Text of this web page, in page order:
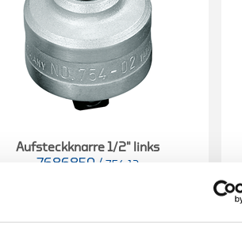
Aufsteckknarre 1/2" links
7686850 / 754-12